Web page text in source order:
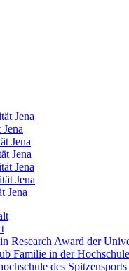
Jena
Jena
Jena
Jena
Jena
Jena
Research Award der
Familie in der Hochschule
des Spitzensports